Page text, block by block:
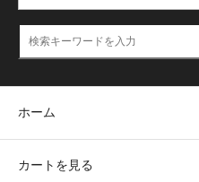
ホーム
カートを見る